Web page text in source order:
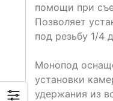
помощи при
Позволяет
под резьбу 1/4
Монопод
установки
удержания из